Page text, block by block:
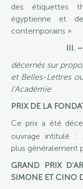
des étiquettes
égyptienne et
contemporains ».
III.
décernés sur
et Belles-Lettres
l’Académie
PRIX DE LA
Ce prix a été
ouvrage intitulé :
plus généralement
GRAND PRIX
SIMONE ET CINO